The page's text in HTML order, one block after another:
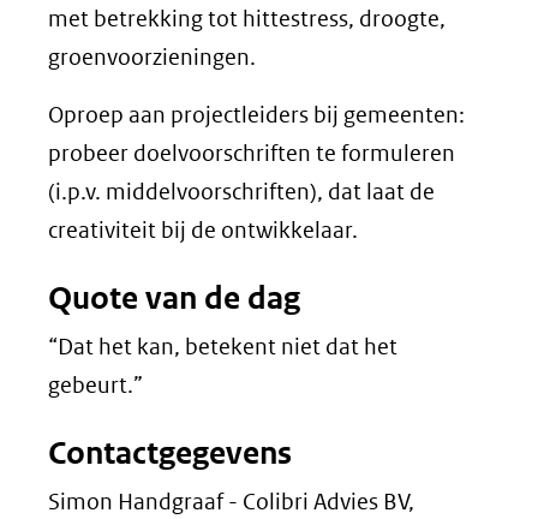
met betrekking tot hittestress, droogte,
groenvoorzieningen.
Oproep aan projectleiders bij gemeenten:
probeer doelvoorschriften te formuleren
(i.p.v. middelvoorschriften), dat laat de
creativiteit bij de ontwikkelaar.
Quote van de dag
“Dat het kan, betekent niet dat het
gebeurt.”
Contactgegevens
Simon Handgraaf - Colibri Advies BV,